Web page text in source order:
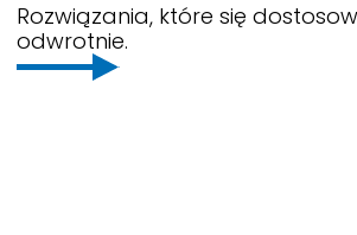
Rozwiązania, które się
odwrotnie.